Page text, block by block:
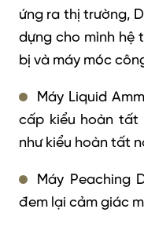
ứng ra thị trường,
dựng cho mình hệ
bị và máy móc
Máy Liquid
cấp kiểu hoàn tất
như kiểu hoàn tất
Máy Peaching
đem lại cảm giác